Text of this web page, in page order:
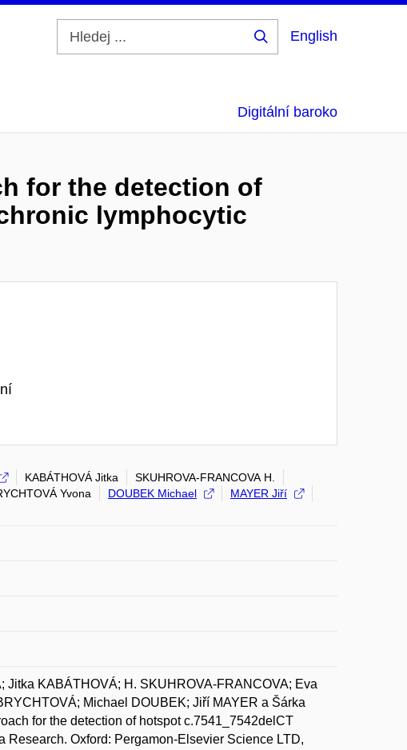
English
Digitální baroko
for the detection of
lymphocytic
KABÁTHOVÁ Jitka
SKUHROVA-FRANCOVA H.
Yvona DOUBEK Michael
MAYER Jiří
KABÁTHOVÁ; H. SKUHROVA-FRANCOVA; Eva
Michael DOUBEK; Jiří MAYER a Šárka
for the detection of hotspot c.7541_7542delCT
Oxford: Pergamon-Elsevier Science LTD,